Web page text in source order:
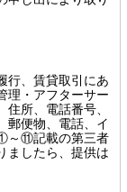
行、賃貸取引にあ
理・アフターサー
所、電話番号、
郵便物、電話、イ
～⑪記載の第三者
ましたら、提供は